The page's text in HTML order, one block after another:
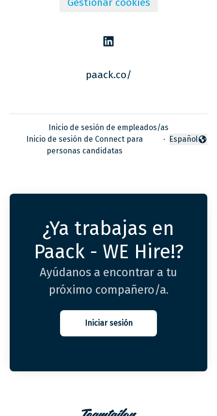
paack.co/
Inicio de sesión de empleados/as
Inicio de sesión de Connect para
personas candidatas
·
Cambiar
Español
¿Ya trabajas en
Paack - WE Hire!?
Ayúdanos a encontrar a tu
próximo compañero/a.
Iniciar sesión